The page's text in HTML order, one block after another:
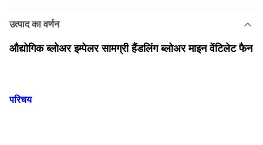
उत्पाद का वर्णन
औद्योगिक ब्लोअर इम्पेलर सामग्री हैंडलिंग ब्लोअर माइन वेंटिलेट फैन
परिचय